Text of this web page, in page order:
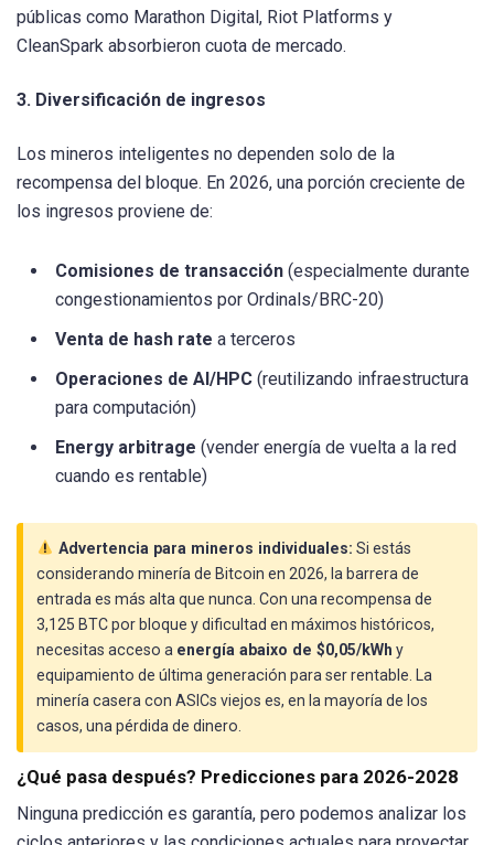
públicas como Marathon Digital, Riot Platforms y
CleanSpark absorbieron cuota de mercado.
3. Diversificación de ingresos
Los mineros inteligentes no dependen solo de la
recompensa del bloque. En 2026, una porción creciente de
los ingresos proviene de:
Comisiones de transacción (especialmente durante
congestionamientos por Ordinals/BRC-20)
Venta de hash rate a terceros
Operaciones de AI/HPC (reutilizando infraestructura
para computación)
Energy arbitrage (vender energía de vuelta a la red
cuando es rentable)
Advertencia para mineros individuales: Si estás
considerando minería de Bitcoin en 2026, la barrera de
entrada es más alta que nunca. Con una recompensa de
3,125 BTC por bloque y dificultad en máximos históricos,
necesitas acceso a energía abaixo de $0,05/kWh y
equipamiento de última generación para ser rentable. La
minería casera con ASICs viejos es, en la mayoría de los
casos, una pérdida de dinero.
¿Qué pasa después? Predicciones para 2026-2028
Ninguna predicción es garantía, pero podemos analizar los